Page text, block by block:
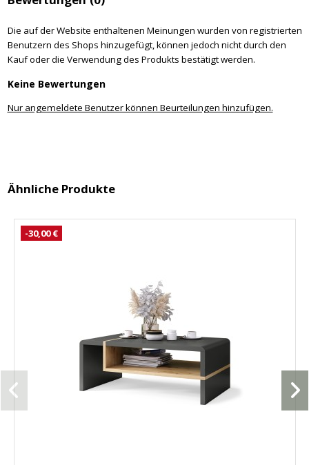
Die auf der Website enthaltenen Meinungen wurden von registrierten
Benutzern des Shops hinzugefügt, können jedoch nicht durch den
Kauf oder die Verwendung des Produkts bestätigt werden.
Keine Bewertungen
Nur angemeldete Benutzer können Beurteilungen hinzufügen.
Ähnliche Produkte
-30,00 €